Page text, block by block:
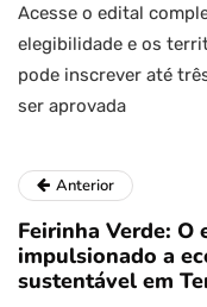
Acesse o edital
elegibilidade e os
pode inscrever até
ser aprovada
Anterior
Feirinha Verde: O
impulsionado a
sustentável em